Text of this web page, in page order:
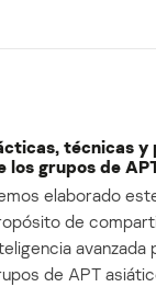
técnicas y
los grupos de
elaborado
de
de APT